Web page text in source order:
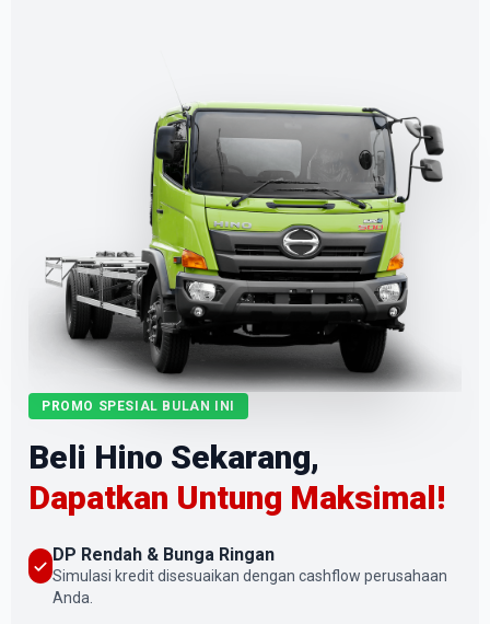
PROMO SPESIAL BULAN INI
Beli Hino Sekarang,
Dapatkan Untung Maksimal!
DP Rendah & Bunga Ringan
Simulasi kredit disesuaikan dengan cashflow perusahaan
Anda.